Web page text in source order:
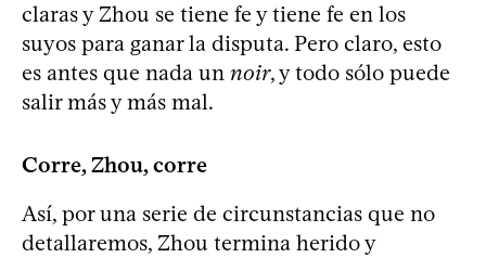
claras y Zhou se tiene fe y tiene fe en los
suyos para ganar la disputa. Pero claro, esto
es antes que nada un noir, y todo sólo puede
salir más y más mal.
Corre, Zhou, corre
Así, por una serie de circunstancias que no
detallaremos, Zhou termina herido y